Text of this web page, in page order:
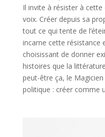
Il invite à résister à cette
voix. Créer depuis sa
tout ce qui tente de
incarne cette résistance
choisissant de donner
histoires que la
peut-être ça, le
politique : créer comme